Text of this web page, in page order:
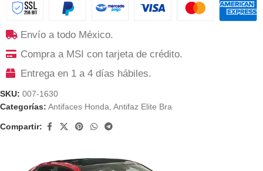
Envío a todo México.
Compra a MSI con tarjeta de crédito.
Entrega en 1 a 4 días hábiles.
SKU: 007-1630
Categorías: Antifaces Honda Antifaz Elite Bra
Compartir: